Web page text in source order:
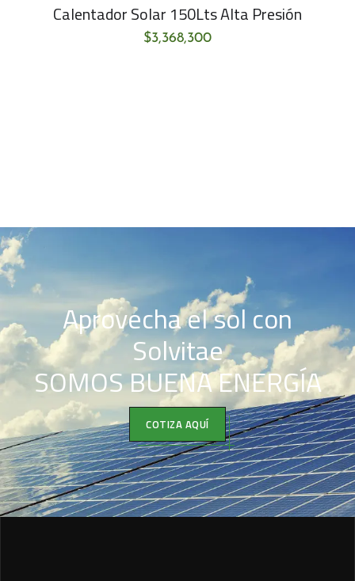
Calentador Solar 150Lts Alta Presión
$3,368,300
Aprovecha el sol con
Solvitae
SOMOS BUENA ENERGÍA
COTIZA AQUÍ